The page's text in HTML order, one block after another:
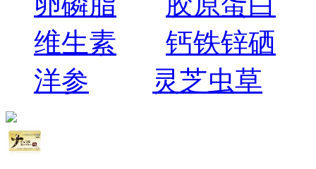
维生素
钙铁锌硒
洋参
灵芝虫草